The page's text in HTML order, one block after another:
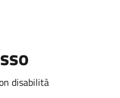
disabilità